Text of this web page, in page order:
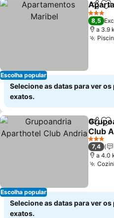
Escolha popular
3 Estrelas
8,5
a 3.9
Selecione as datas para ver
exatos.
Escolha popular
Club
3 Estrelas
7,4
a 4.0
Selecione as datas para ver
exatos.